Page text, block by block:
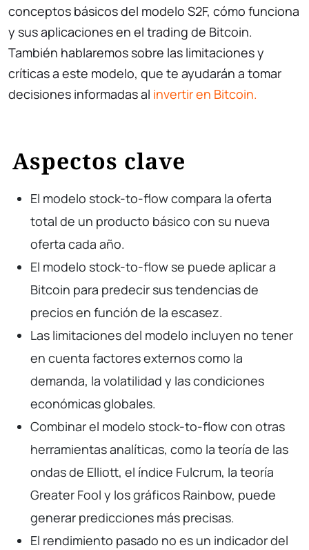
conceptos básicos del modelo S2F, cómo funciona
y sus aplicaciones en el trading de Bitcoin.
También hablaremos sobre las limitaciones y
críticas a este modelo, que te ayudarán a tomar
decisiones informadas al invertir en Bitcoin.
Aspectos clave
El modelo stock-to-flow compara la oferta
total de un producto básico con su nueva
oferta cada año.
El modelo stock-to-flow se puede aplicar a
Bitcoin para predecir sus tendencias de
precios en función de la escasez.
Las limitaciones del modelo incluyen no tener
en cuenta factores externos como la
demanda, la volatilidad y las condiciones
económicas globales.
Combinar el modelo stock-to-flow con otras
herramientas analíticas, como la teoría de las
ondas de Elliott, el índice Fulcrum, la teoría
Greater Fool y los gráficos Rainbow, puede
generar predicciones más precisas.
El rendimiento pasado no es un indicador del